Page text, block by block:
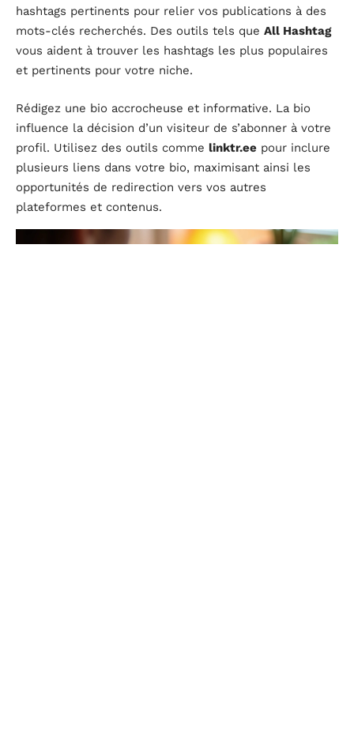
hashtags pertinents pour relier vos publications à des
mots-clés recherchés. Des outils tels que All Hashtag
vous aident à trouver les hashtags les plus populaires
et pertinents pour votre niche.
Rédigez une bio accrocheuse et informative. La bio
influence la décision d’un visiteur de s’abonner à votre
profil. Utilisez des outils comme linktr.ee pour inclure
plusieurs liens dans votre bio, maximisant ainsi les
opportunités de redirection vers vos autres
plateformes et contenus.